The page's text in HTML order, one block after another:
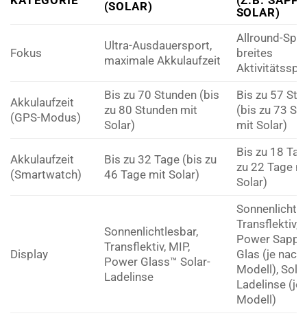
(SOLAR)
SOLAR)
Fokus
Ultra-Ausdauersport,
maximale Akkulaufzeit
Allround-
breites
Akkulaufzeit
(GPS-Modus)
Bis zu 70 Stunden (bis
zu 80 Stunden mit
Solar)
Bis zu 57
(bis zu 73
mit Solar)
Akkulaufzeit
(Smartwatch)
Bis zu 32 Tage (bis zu
46 Tage mit Solar)
Bis zu 18
zu 22 Tage
Solar)
Display
Sonnenlichtlesbar,
Transflektiv, MIP,
Power Glass™ Solar-
Ladelinse
Transflektiv,
Power
Glas (je nach
Modell),
Ladelinse (je
Modell)